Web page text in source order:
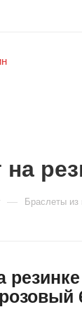
на
— Браслеты из
резинке